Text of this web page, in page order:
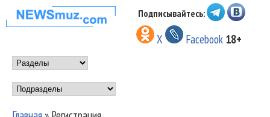
Перейти к основному
содержанию
НОВОСТИ
МУЗЫКИ И
ШОУ БИЗНЕСА
NEWSMUZ.COM
Подписывайтесь:
X Facebook 18+
Main menu
Подразделы